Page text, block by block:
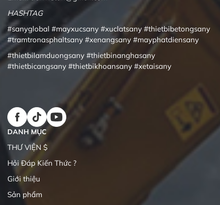
HASHTAG
#sanyglobal #mayxucsany #xuclatsany #thietbibetongsany
#tramtronasphaltsany #xenangsany #mayphatdiensany
#thietbilamduongsany #thietbinanghasany
#thietbicangsany #thietbikhoansany #xetaisany
DANH MỤC
THƯ VIỆN $
Hỏi Đáp Kiến Thức ?
Giới thiệu
Sản phẩm